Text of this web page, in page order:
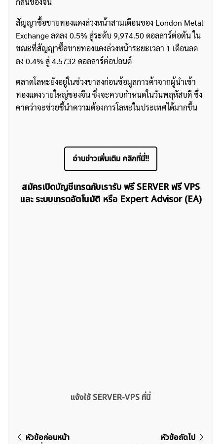
ค้นหา
สัญญาซื้อขายทองแดงล่วงหน้าสามเดือนของ London Metal
Exchange ลดลง 0.5% สู่ระดับ 9,974.50 ดอลลาร์ต่อตัน ใน
ขณะที่สัญญาซื้อขายทองแดงล่วงหน้าระยะเวลา 1 เดือนลด
ลง 0.4% สู่ 4.5732 ดอลลาร์ต่อปอนด์
ตลาดโลหะยังอยู่ในช่วงขาลงก่อนข้อมูลการค้าจากผู้นำเข้า
ทองแดงรายใหญ่ของจีน ซึ่งจะครบกำหนดในวันพฤหัสบดี ซึ่ง
คาดว่าจะช่วยชี้นำความต้องการโลหะในประเทศได้มากขึ้น
อ่านข่าวเพิ่มเติม คลิกที่นี่!!
สมัครเปิดบัญชีเทรดกับเรารับ ฟรี SERVER ฟรี VPS
และ ระบบเทรดอัตโนมัติ หรือ Expert Advisor (EA)
แจ้งใช้ SERVER-VPS ที่นี่
แนะแนว
หัวข้อก่อนหน้า
หัวข้อถัดไป